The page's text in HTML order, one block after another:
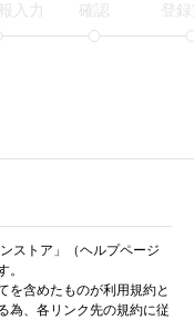
入力 確認 登
ストア」（ヘルプページ
。
を含めたものが利用規約と
為、各リンク先の規約に従